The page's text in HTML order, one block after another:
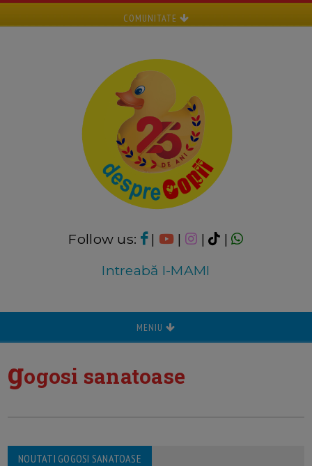
COMUNITATE
Follow us: | | |
|
Intreabă I-MAMI
MENIU
gogosi sanatoase
NOUTATI GOGOSI SANATOASE